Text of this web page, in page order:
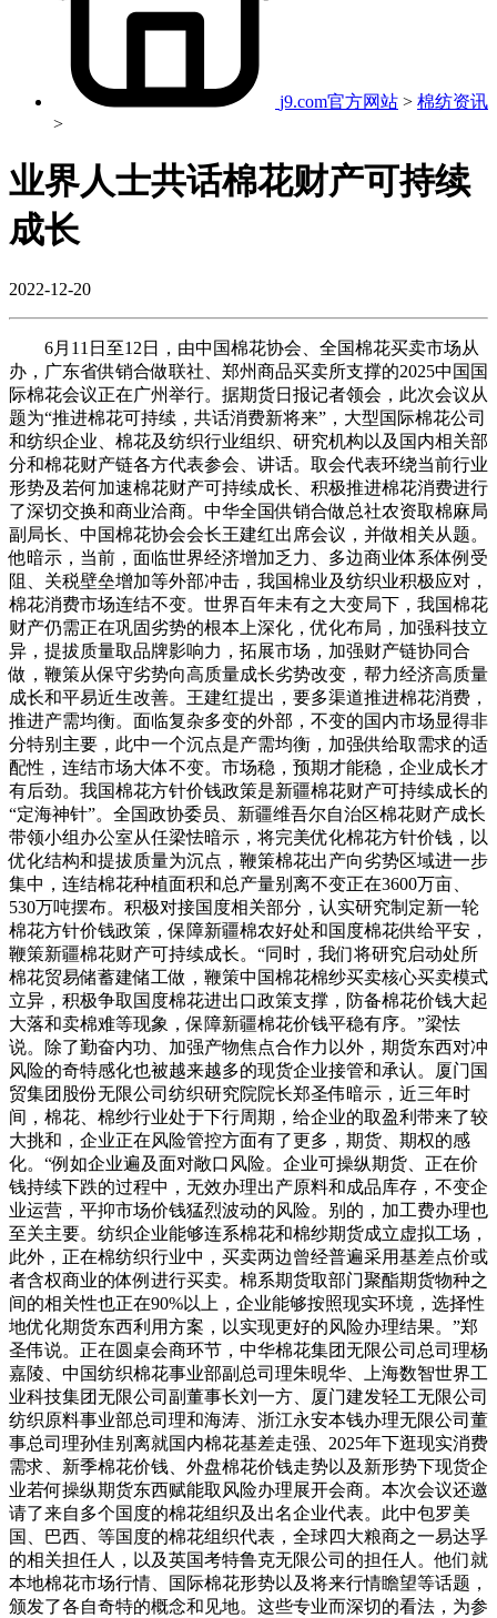
j9.com官方网站 > 棉纺资讯
>
业界人士共话棉花财产可持续
成长
2022-12-20
6月11日至12日，由中国棉花协会、全国棉花买卖市场从
办，广东省供销合做联社、郑州商品买卖所支撑的2025中国国
际棉花会议正在广州举行。据期货日报记者领会，此次会议从
题为“推进棉花可持续，共话消费新将来”，大型国际棉花公司
和纺织企业、棉花及纺织行业组织、研究机构以及国内相关部
分和棉花财产链各方代表参会、讲话。取会代表环绕当前行业
形势及若何加速棉花财产可持续成长、积极推进棉花消费进行
了深切交换和商业洽商。中华全国供销合做总社农资取棉麻局
副局长、中国棉花协会会长王建红出席会议，并做相关从题。
他暗示，当前，面临世界经济增加乏力、多边商业体系体例受
阻、关税壁垒增加等外部冲击，我国棉业及纺织业积极应对，
棉花消费市场连结不变。世界百年未有之大变局下，我国棉花
财产仍需正在巩固劣势的根本上深化，优化布局，加强科技立
异，提拔质量取品牌影响力，拓展市场，加强财产链协同合
做，鞭策从保守劣势向高质量成长劣势改变，帮力经济高质量
成长和平易近生改善。王建红提出，要多渠道推进棉花消费，
推进产需均衡。面临复杂多变的外部，不变的国内市场显得非
分特别主要，此中一个沉点是产需均衡，加强供给取需求的适
配性，连结市场大体不变。市场稳，预期才能稳，企业成长才
有后劲。我国棉花方针价钱政策是新疆棉花财产可持续成长的
“定海神针”。全国政协委员、新疆维吾尔自治区棉花财产成长
带领小组办公室从任梁怯暗示，将完美优化棉花方针价钱，以
优化结构和提拔质量为沉点，鞭策棉花出产向劣势区域进一步
集中，连结棉花种植面积和总产量别离不变正在3600万亩、
530万吨摆布。积极对接国度相关部分，认实研究制定新一轮
棉花方针价钱政策，保障新疆棉农好处和国度棉花供给平安，
鞭策新疆棉花财产可持续成长。“同时，我们将研究启动处所
棉花贸易储蓄建储工做，鞭策中国棉花棉纱买卖核心买卖模式
立异，积极争取国度棉花进出口政策支撑，防备棉花价钱大起
大落和卖棉难等现象，保障新疆棉花价钱平稳有序。”梁怯
说。除了勤奋内功、加强产物焦点合作力以外，期货东西对冲
风险的奇特感化也被越来越多的现货企业接管和承认。厦门国
贸集团股份无限公司纺织研究院院长郑圣伟暗示，近三年时
间，棉花、棉纱行业处于下行周期，给企业的取盈利带来了较
大挑和，企业正在风险管控方面有了更多，期货、期权的感
化。“例如企业遍及面对敞口风险。企业可操纵期货、正在价
钱持续下跌的过程中，无效办理出产原料和成品库存，不变企
业运营，平抑市场价钱猛烈波动的风险。别的，加工费办理也
至关主要。纺织企业能够连系棉花和棉纱期货成立虚拟工场，
此外，正在棉纺织行业中，买卖两边曾经普遍采用基差点价或
者含权商业的体例进行买卖。棉系期货取部门聚酯期货物种之
间的相关性也正在90%以上，企业能够按照现实环境，选择性
地优化期货东西利用方案，以实现更好的风险办理结果。”郑
圣伟说。正在圆桌会商环节，中华棉花集团无限公司总司理杨
嘉陵、中国纺织棉花事业部副总司理朱晛华、上海数智世界工
业科技集团无限公司副董事长刘一方、厦门建发轻工无限公司
纺织原料事业部总司理和海涛、浙江永安本钱办理无限公司董
事总司理孙佳别离就国内棉花基差走强、2025年下逛现实消费
需求、新季棉花价钱、外盘棉花价钱走势以及新形势下现货企
业若何操纵期货东西赋能取风险办理展开会商。本次会议还邀
请了来自多个国度的棉花组织及出名企业代表。此中包罗美
国、巴西、等国度的棉花组织代表，全球四大粮商之一易达孚
的相关担任人，以及英国考特鲁克无限公司的担任人。他们就
本地棉花市场行情、国际棉花形势以及将来行情瞻望等话题，
颁发了各自奇特的概念和见地。这些专业而深切的看法，为参